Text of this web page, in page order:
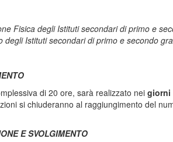
Fisica degli Istituti secondari di primo e
degli Istituti secondari di primo e secondo
di 20 ore, sarà realizzato nei giorni
si chiuderanno al raggiungimento del
E SVOLGIMENTO